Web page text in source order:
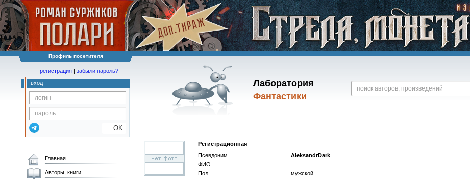
Профиль посетителя
Лаборатория
Фантастики
регистрация | забыли пароль?
вход
OK
Регистрационная
Псевдоним
AleksandrDark
ФИО
Пол
мужской
Главная
Авторы, книги